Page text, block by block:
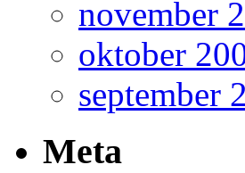
november
oktober
september
Meta